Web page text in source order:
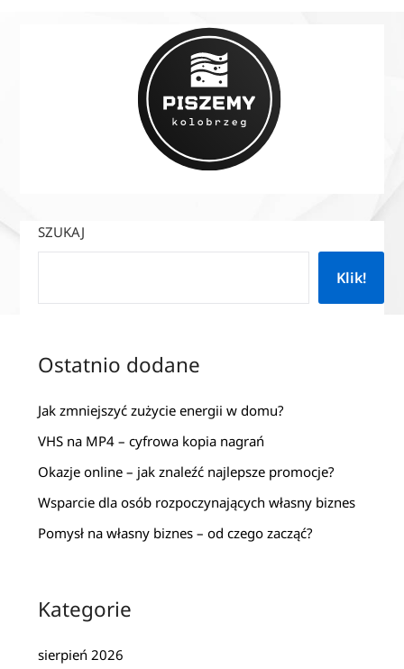
SZUKAJ
Klik!
Ostatnio dodane
Jak zmniejszyć zużycie energii w domu?
VHS na MP4 – cyfrowa kopia nagrań
Okazje online – jak znaleźć najlepsze promocje?
Wsparcie dla osób rozpoczynających własny biznes
Pomysł na własny biznes – od czego zacząć?
Kategorie
sierpień 2026